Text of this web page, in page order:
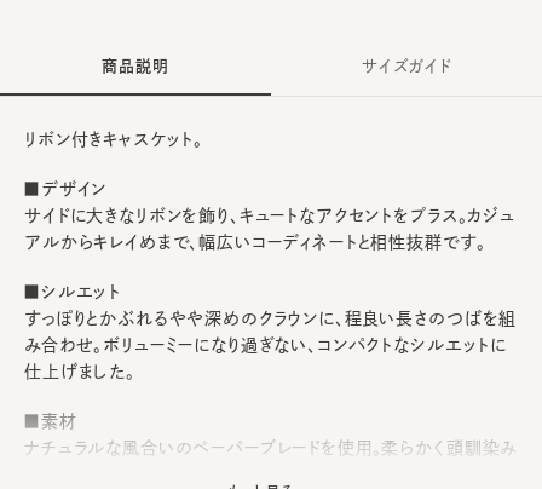
商品説明
リボン付きキャスケット。
■デザイン
サイドに大きなリボンを飾り、キュートなアクセントをプラス。カジュ
アルからキレイめまで、幅広いコーディネートと相性抜群です。
■シルエット
すっぽりとかぶれるやや深めのクラウンに、程良い長さのつばを組
み合わせ。ボリューミーになり過ぎない、コンパクトなシルエットに
仕上げました。
■素材
ナチュラルな風合いのペーパーブレードを使用。柔らかく頭馴染み
サイズガイド